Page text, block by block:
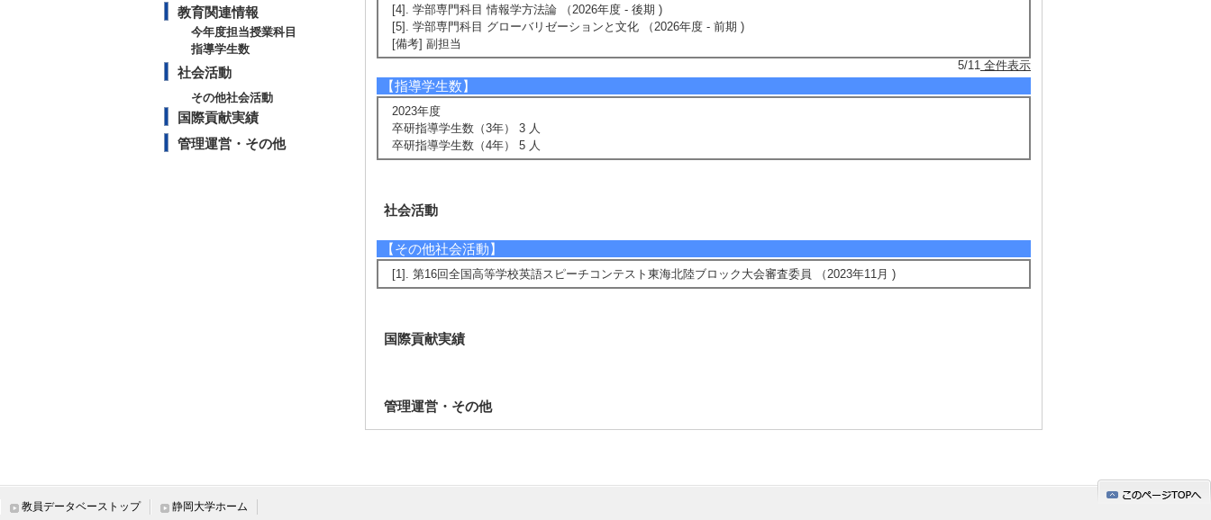
教育関連情報
今年度担当授業科目
指導学生数
社会活動
その他社会活動
国際貢献実績
管理運営・その他
[4]. 学部専門科目 情報学方法論 （2026年度 - 後期 )
[5]. 学部専門科目 グローバリゼーションと文化 （2026年度 - 前期 )
[備考] 副担当
5/11 全件表示
【指導学生数】
2023年度
卒研指導学生数（3年） 3 人
卒研指導学生数（4年） 5 人
社会活動
【その他社会活動】
[1]. 第16回全国高等学校英語スピーチコンテスト東海北陸ブロック大会審査委員 （2023年11月 )
国際貢献実績
管理運営・その他
教員データベーストップ 静岡大学ホーム